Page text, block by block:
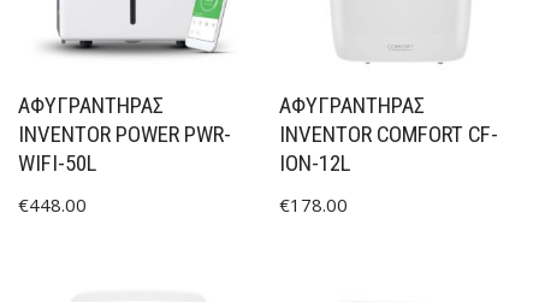
ΑΦΥΓΡΑΝΤΗΡΑΣ
INVENTOR POWER PWR-
WIFI-50L
€448.00
ΑΦΥΓΡΑΝΤΉΡΑΣ
INVENTOR COMFORT CF-
ION-12L
€178.00